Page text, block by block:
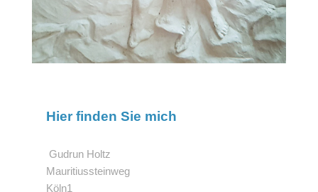
Hier finden Sie mich
Gudrun Holtz
Mauritiussteinweg
Köln1